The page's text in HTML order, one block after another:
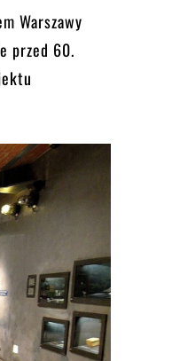
Warszawy
przed 60.